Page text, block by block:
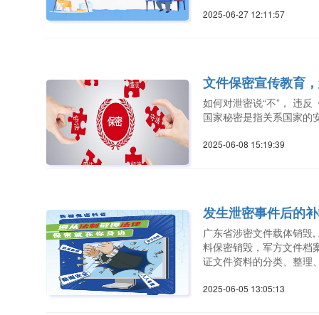
2025-06-27 12:11:57
文件保密宣传教育
如何对泄密说“不”， 违
国家秘密是指关系国家的
2025-06-08 15:19:39
发生泄密事件后的
广东省涉密文件载体销毁
料保密销毁，军方文件档
证文件资料的分类、整理
2025-06-05 13:05:13